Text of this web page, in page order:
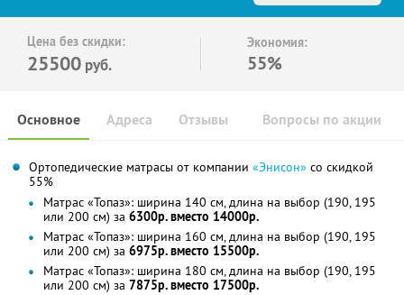
Цена без скидки:
25500 руб.
Экономия:
55%
Основное Отзывы Вопросы по акции
Адреса
Ортопедические матрасы от компании «Энисон» со скидкой
55%
Матрас «Топаз»: ширина 140 см, длина на выбор (190, 195
или 200 см) за 6300р. вместо 14000р.
Матрас «Топаз»: ширина 160 см, длина на выбор (190, 195
или 200 см) за 6975р. вместо 15500р.
Матрас «Топаз»: ширина 180 см, длина на выбор (190, 195
или 200 см) за 7875р. вместо 17500р.